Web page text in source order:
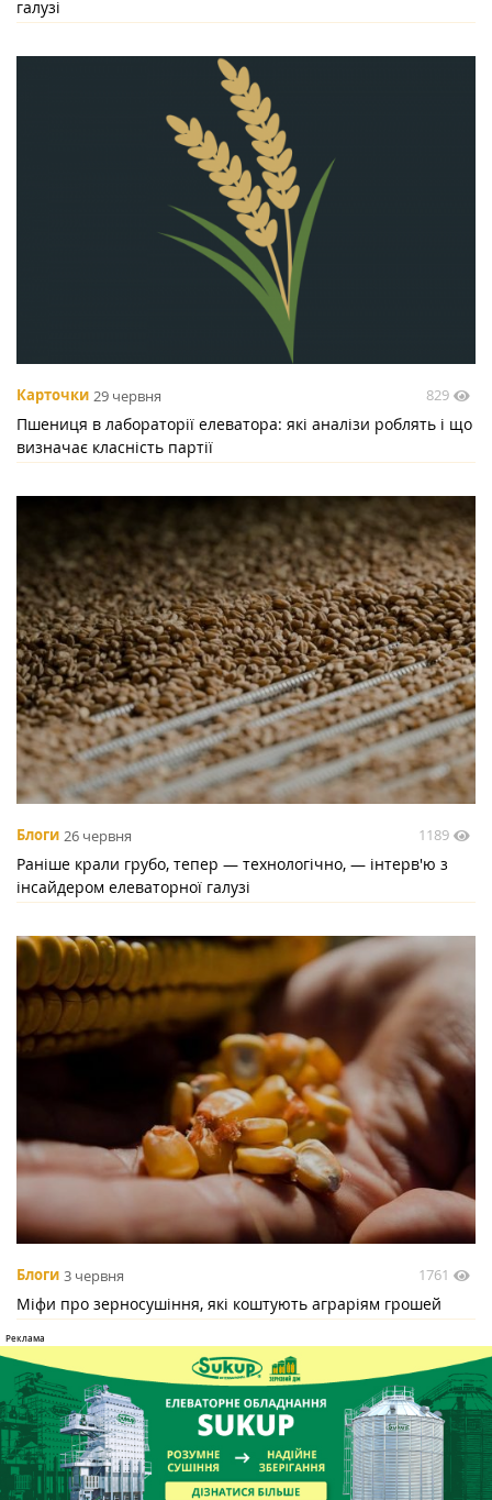
галузі
Карточки 29 червня 829
Пшениця в лабораторії елеватора: які аналізи роблять і що
визначає класність партії
Блоги 26 червня 1189
Раніше крали грубо, тепер — технологічно, — інтерв'ю з
інсайдером елеваторної галузі
Блоги 3 червня 1761
Міфи про зерносушіння, які коштують аграріям грошей